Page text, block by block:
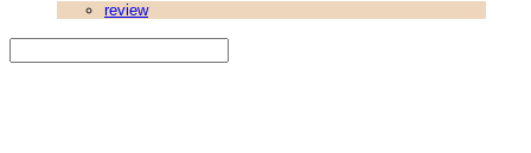
review